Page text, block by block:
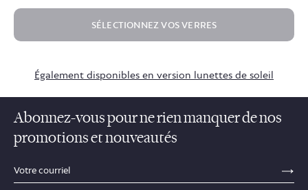
SÉLECTIONNEZ VOS VERRES
$59.00
Également disponibles en version lunettes de soleil
Abonnez-vous pour ne rien manquer de nos
promotions et nouveautés
sections.footer.email_field_ada_label